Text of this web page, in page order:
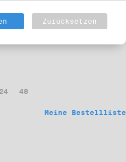
24 48
Meine Bestellliste